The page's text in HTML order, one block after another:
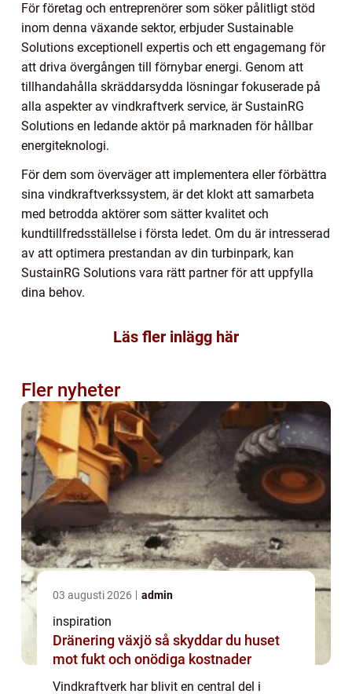
För företag och entreprenörer som söker pålitligt stöd
inom denna växande sektor, erbjuder Sustainable
Solutions exceptionell expertis och ett engagemang för
att driva övergången till förnybar energi. Genom att
tillhandahålla skräddarsydda lösningar fokuserade på
alla aspekter av vindkraftverk service, är SustainRG
Solutions en ledande aktör på marknaden för hållbar
energiteknologi.
För dem som överväger att implementera eller förbättra
sina vindkraftverkssystem, är det klokt att samarbeta
med betrodda aktörer som sätter kvalitet och
kundtillfredsställelse i första ledet. Om du är intresserad
av att optimera prestandan av din turbinpark, kan
SustainRG Solutions vara rätt partner för att uppfylla
dina behov.
Läs fler inlägg här
Fler nyheter
03 augusti 2026 admin
inspiration
Dränering växjö så skyddar du huset
mot fukt och onödiga kostnader
Vindkraftverk har blivit en central del i